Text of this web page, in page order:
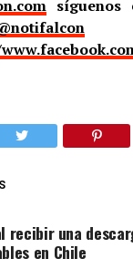
síguenos
y
recibir una
en Chile